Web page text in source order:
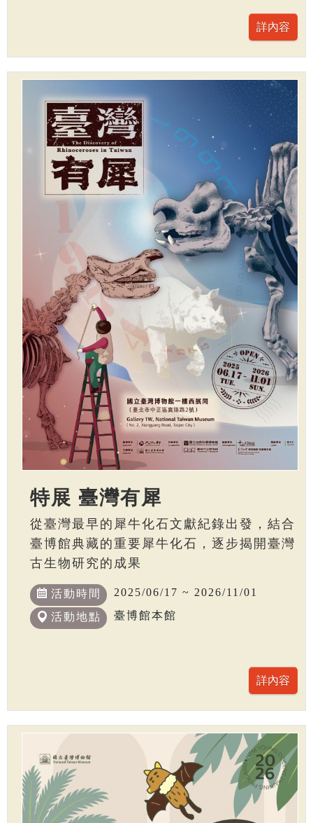
特展 臺灣有犀
從臺灣最早的犀牛化石文獻紀錄出發，結合
臺博館典藏的重要犀牛化石，逐步揭開臺灣
古生物研究的成果
活動時間 2025/06/17 ~ 2026/11/01
活動地點 臺博館本館